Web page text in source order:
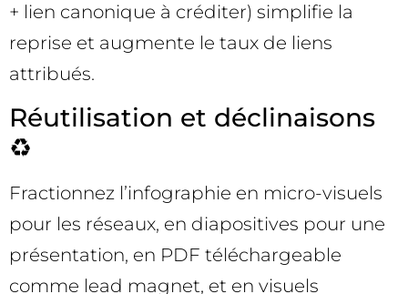
+ lien canonique à créditer) simplifie la
reprise et augmente le taux de liens
attribués.
Réutilisation et déclinaisons
♻️
Fractionnez l’infographie en micro-visuels
pour les réseaux, en diapositives pour une
présentation, en PDF téléchargeable
comme lead magnet, et en visuels